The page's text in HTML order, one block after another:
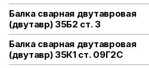
Балка сварная двутавровая
(двутавр) 35Б2 ст. 3
Балка сварная двутавровая
(двутавр) 35К1 ст. 09Г2С